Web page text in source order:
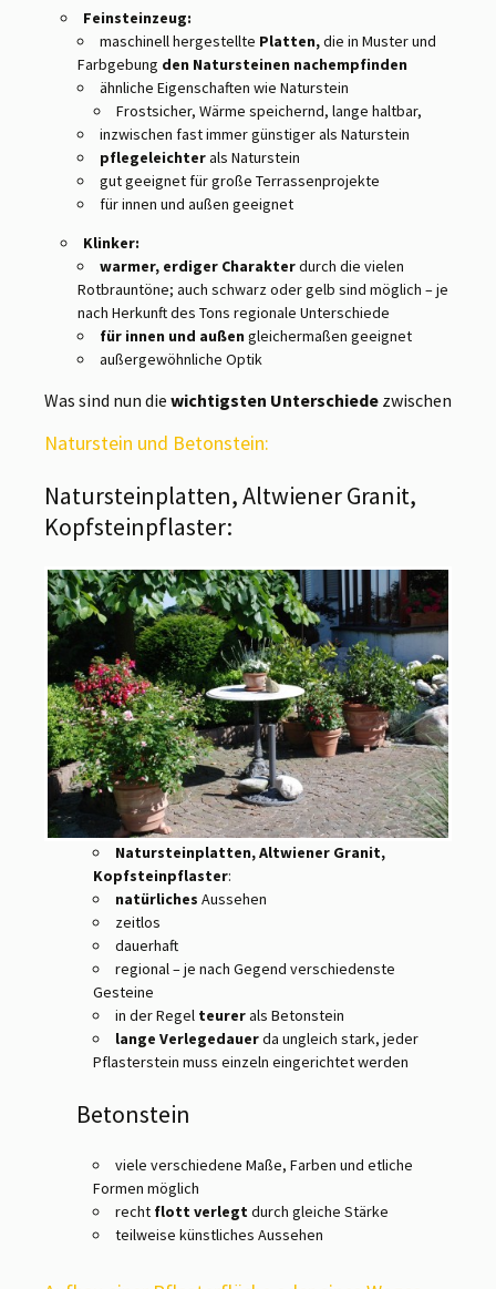
Feinsteinzeug:
maschinell hergestellte Platten,die in Muster und
Farbgebung den Natursteinen nachempfinden
ähnliche Eigenschaften wie Naturstein
Frostsicher, Wärme speichernd, lange haltbar,
inzwischen fast immer günstiger als Naturstein
pflegeleichterals Naturstein
gut geeignet für große Terrassenprojekte
für innen und außen geeignet
Klinker:
warmer, erdiger Charakterdurch die vielen
Rotbrauntöne; auch schwarz oder gelb sind möglich – je
nach Herkunft des Tons regionale Unterschiede
für innen und außen gleichermaßen geeignet
außergewöhnliche Optik
Was sind nun die wichtigsten Unterschiede zwischen
Naturstein und Betonstein:
Natursteinplatten, Altwiener Granit,
Kopfsteinpflaster:
Natursteinplatten, Altwiener Granit,
Kopfsteinpflaster:
natürliches Aussehen
zeitlos
dauerhaft
regional – je nach Gegend verschiedenste
Gesteine
in der Regel teurerals Betonstein
lange Verlegedauerda ungleich stark, jeder
Pflasterstein muss einzeln eingerichtet werden
Betonstein
viele verschiedene Maße, Farben und etliche
Formen möglich
recht flott verlegtdurch gleiche Stärke
teilweise künstliches Aussehen